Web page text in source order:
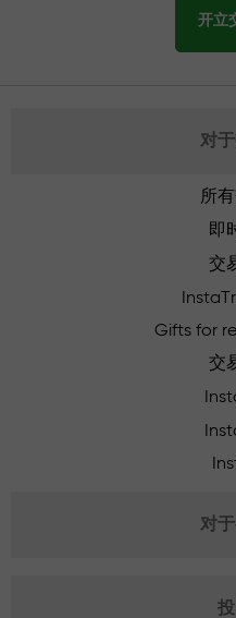
开立
对
所
即
交
Gifts for
交
对